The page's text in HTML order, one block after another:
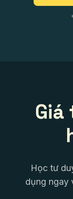
Học tư
dụng ngay